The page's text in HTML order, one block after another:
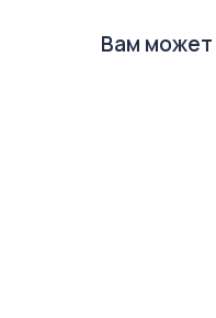
Вам может